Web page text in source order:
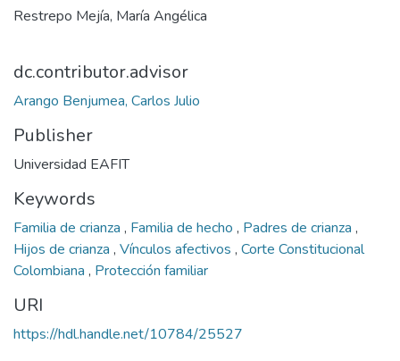
Restrepo Mejía, María Angélica
dc.contributor.advisor
Arango Benjumea, Carlos Julio
Publisher
Universidad EAFIT
Keywords
Familia de crianza , Familia de hecho , Padres de crianza ,
Hijos de crianza , Vínculos afectivos , Corte Constitucional
Colombiana , Protección familiar
URI
https://hdl.handle.net/10784/25527